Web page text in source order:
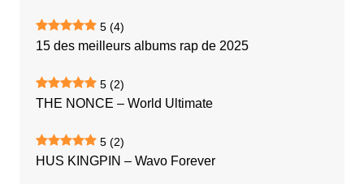
5 (4)
15 des meilleurs albums rap de 2025
5 (2)
THE NONCE – World Ultimate
5 (2)
HUS KINGPIN – Wavo Forever